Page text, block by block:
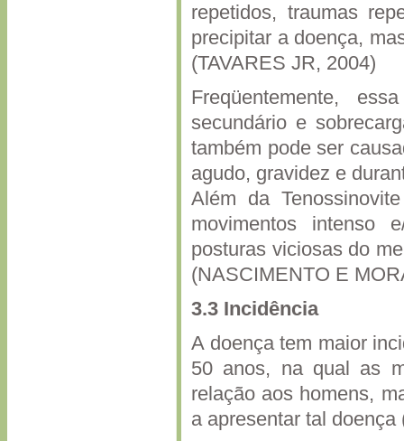
repetidos, traumas
precipitar a doença,
(TAVARES JR, 2004)
Freqüentemente,
secundário e
também pode ser
agudo, gravidez e
Além da
movimentos intenso
posturas viciosas do
(NASCIMENTO E
3.3 Incidência
A doença tem maior
50 anos, na qual as
relação aos homens,
a apresentar tal doença